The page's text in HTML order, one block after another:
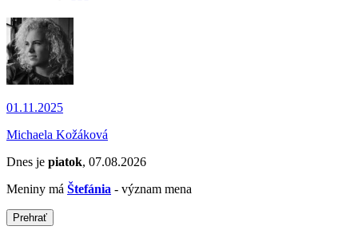
01.11.2025
Michaela Kožáková
Dnes je piatok, 07.08.2026
Meniny má Štefánia - význam mena
Prehrať